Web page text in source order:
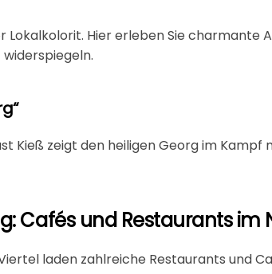
Lokalkolorit. Hier erleben Sie charmante
Kieß zeigt den heiligen Georg im Kampf
Cafés und Restaurants im
laden zahlreiche Restaurants und